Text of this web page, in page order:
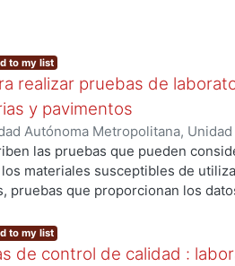
to my list
realizar pruebas de
y pavimentos
Autónoma Metropolitana,
Ingeniería, Departamento de
Melgar, Salvador;Martínez
las pruebas que pueden
materiales susceptibles de
pruebas que proporcionan los
la humedad óptima, y poder
al ejercer sobre él cargas
to my list
de control de calidad :